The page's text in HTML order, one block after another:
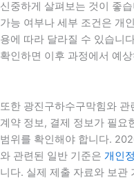
신중하게 살펴보는 것이 좋
가능 여부나 세부 조건은 개
용에 따라 달라질 수 있습니
확인하면 이후 과정에서 예
또한 광진구하수구막힘와
계약 정보, 결제 정보가 필요
범위를 확인해야 합니다.
와 관련된 일반 기준은 개인
니다. 실제 제출 자료와 보관